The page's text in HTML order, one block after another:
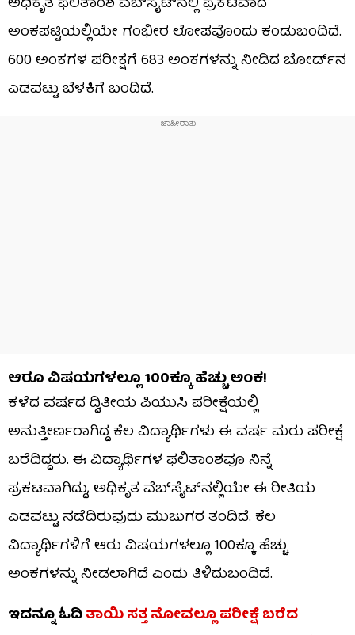
ಅಂಕಪಟ್ಟಿಯಲ್ಲಿಯೇ ಗಂಭೀರ ಲೋಪವೊಂದು ಕಂಡುಬಂದಿದೆ.
600 ಅಂಕಗಳ ಪರೀಕ್ಷೆಗೆ 683 ಅಂಕಗಳನ್ನು ನೀಡಿದ ಬೋರ್ಡ್​ನ
ಎಡವಟ್ಟು ಬೆಳಕಿಗೆ ಬಂದಿದೆ.
ಆರೂ ವಿಷಯಗಳಲ್ಲೂ 100ಕ್ಕೂ ಹೆಚ್ಚು ಅಂಕ!
ಕಳೆದ ವರ್ಷದ ದ್ವಿತೀಯ ಪಿಯುಸಿ ಪರೀಕ್ಷೆಯಲ್ಲಿ
ಅನುತ್ತೀರ್ಣರಾಗಿದ್ದ ಕೆಲ ವಿದ್ಯಾರ್ಥಿಗಳು ಈ ವರ್ಷ ಮರು ಪರೀಕ್ಷೆ
ಬರೆದಿದ್ದರು. ಈ ವಿದ್ಯಾರ್ಥಿಗಳ ಫಲಿತಾಂಶವೂ ನಿನ್ನೆ
ಪ್ರಕಟವಾಗಿದ್ದು, ಅಧಿಕೃತ ವೆಬ್‌ಸೈಟ್‌ನಲ್ಲಿಯೇ ಈ ರೀತಿಯ
ಎಡವಟ್ಟು ನಡೆದಿರುವುದು ಮುಜುಗರ ತಂದಿದೆ. ಕೆಲ
ವಿದ್ಯಾರ್ಥಿಗಳಿಗೆ ಆರು ವಿಷಯಗಳಲ್ಲೂ 100ಕ್ಕೂ ಹೆಚ್ಚು
ಅಂಕಗಳನ್ನು ನೀಡಲಾಗಿದೆ ಎಂದು ತಿಳಿದುಬಂದಿದೆ.
ಇದನ್ನೂ ಓದಿತಾಯಿ ಸತ್ತ ನೋವಲ್ಲೂ ಪರೀಕ್ಷೆ ಬರೆದ